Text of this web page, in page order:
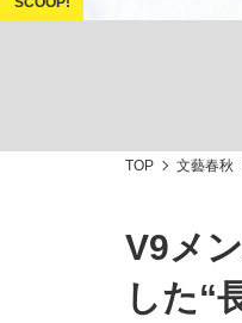
「
キ
TOP 文藝春秋
V9メ
した“